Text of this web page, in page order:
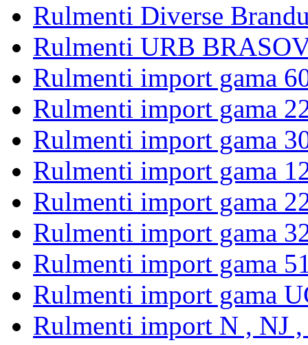
Rulmenti Diverse
Rulmenti URB
Rulmenti import gama
Rulmenti import gama
Rulmenti import gama
Rulmenti import gama
Rulmenti import gama
Rulmenti import gama
Rulmenti import gama
Rulmenti import gama
Rulmenti import N , NJ